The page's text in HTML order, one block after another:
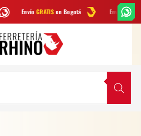
en Bogotá Envío gratis a todo